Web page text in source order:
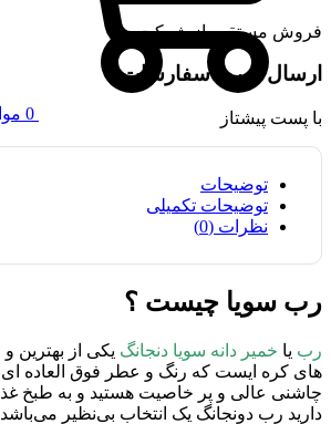
0
فروش مستقیم از شرکت
ارسال سریع سفارشات
با پست پیشتاز
توضیحات
توضیحات تکمیلی
نظرات (0)
رب سویا چیست ؟
رب یا خمیر دانه سویا دنجانگ یکی از بهترین
های کره‌ ایست که رنگ و عطر فوق العاده ای
چاشنی عالی و پر خاصیت هستید و به طبخ
دارید رب دونجانگ یک انتخاب بی‌نظیر